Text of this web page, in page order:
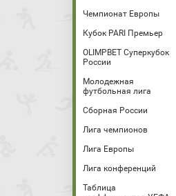
Чемпионат Европы
Кубок PARI Премьер
OLIMPBET Суперкубок
России
Молодежная
футбольная лига
Сборная России
Лига чемпионов
Лига Европы
Лига конференций
Таблица